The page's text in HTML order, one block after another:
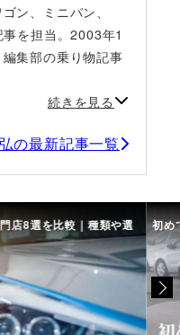
ン、ミニバン、
を担当。2003年1
集部の乗り物記事
続きを見る
の最新記事一覧
店8選を比較｜種類や選 初め